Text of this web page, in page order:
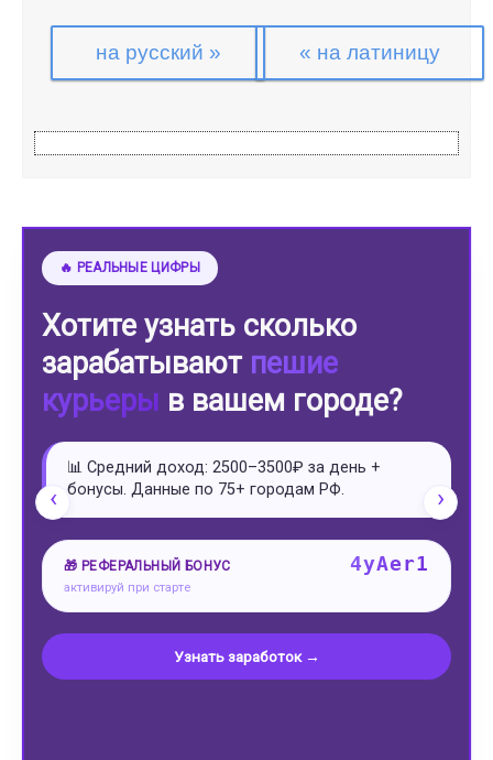
📘 ПОШАГОВАЯ ИНСТРУКЦИЯ
Хотите устроитьсяпешим
курьером?Подробный гайд и
отзывы
Свободный график Старт за 1 день
Выплаты еженедельно Без опыта
✅ Инструкция: регистрация, верификация,
первые заказы и выход на доход.
🔑 ВАШ ПРОМОКОД НА БОНУС
‹ ›